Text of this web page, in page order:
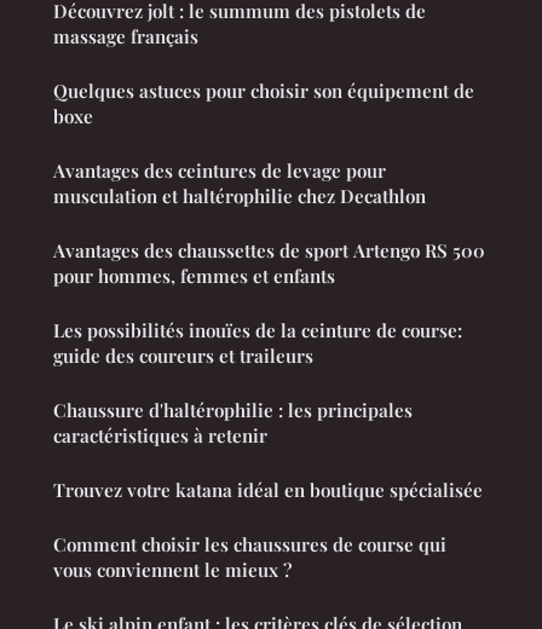
Découvrez jolt : le summum des pistolets de
massage français
Quelques astuces pour choisir son équipement de
boxe
Avantages des ceintures de levage pour
musculation et haltérophilie chez Decathlon
Avantages des chaussettes de sport Artengo RS 500
pour hommes, femmes et enfants
Les possibilités inouïes de la ceinture de course:
guide des coureurs et traileurs
Chaussure d'haltérophilie : les principales
caractéristiques à retenir
Trouvez votre katana idéal en boutique spécialisée
Comment choisir les chaussures de course qui
vous conviennent le mieux ?
Le ski alpin enfant : les critères clés de sélection